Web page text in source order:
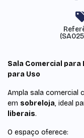
Sala Comercial para
para Uso
Ampla sala comercial
em sobreloja, ideal
liberais.
O espaço oferece: